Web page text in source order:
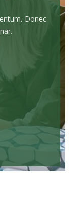
Donec